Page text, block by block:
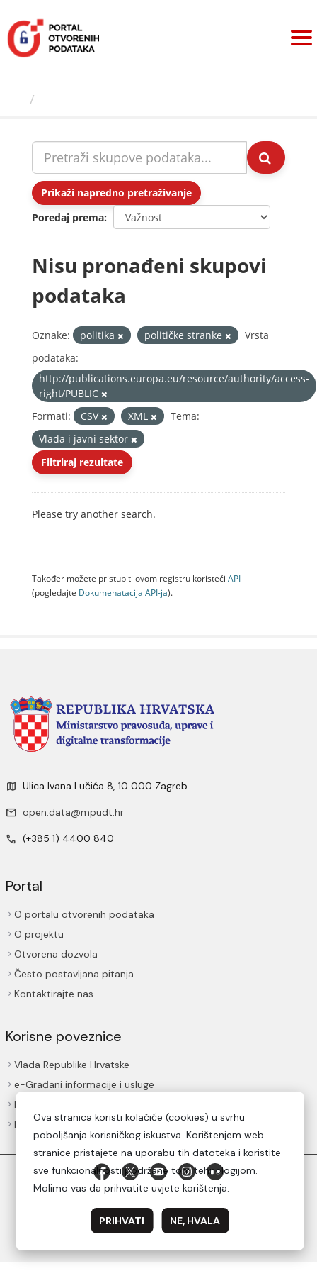
sadržaj
Prikaži napredno pretraživanje
Poredaj prema
Nisu pronađeni skupovi
podataka
Oznake: politika političke stranke
Vrsta
podataka:
http://publications.europa.eu/resource/authority/access-
right/PUBLIC
Formati:
CSV XML
Tema:
Vlada i javni sektor
Filtriraj rezultate
Please try another search.
Također možete pristupiti ovom registru koristeći API
(pogledajte Dokumenаtаcijа API-jа).